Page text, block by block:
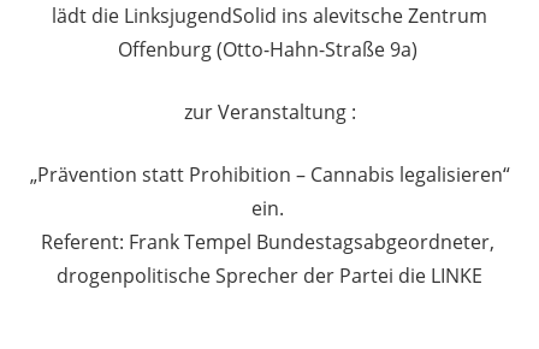
lädt die LinksjugendSolid ins alevitsche Zentrum
Offenburg (Otto-Hahn-Straße 9a)
zur Veranstaltung :
„Prävention statt Prohibition – Cannabis legalisieren“
ein.
Referent: Frank Tempel Bundestagsabgeordneter,
drogenpolitische Sprecher der Partei die LINKE